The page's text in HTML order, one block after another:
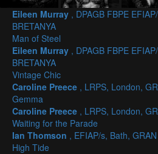
Eileen Murray , DPAGB FBPE
BRETANYA
Man of Steel
Eileen Murray , DPAGB FBPE
BRETANYA
Vintage Chic
Caroline Preece , LRPS, London,
Gemma
Caroline Preece , LRPS, London,
Waiting for the Parade
Ian Thomson , EFIAP/s, Bath,
High Tide